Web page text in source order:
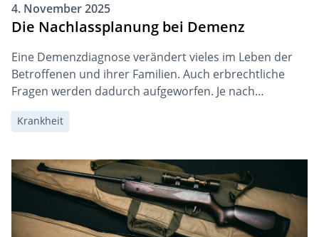
4. November 2025
Die Nachlassplanung bei Demenz
Eine Demenzdiagnose verändert vieles im Leben der
Betroffenen und ihrer Familien. Auch erbrechtliche
Fragen werden dadurch aufgeworfen. Je nach
Fortschritt der demenziellen Erkrankung wird die
Nachlassplanung sogar ganz verunmöglicht. Aus
Auseinandersetzung mit diesem Thema zentral. Sie
hilft der betroffenen Person dabei, ihre
Selbstbestimmung zu bewahren und entlastet alle […]
Krankheit